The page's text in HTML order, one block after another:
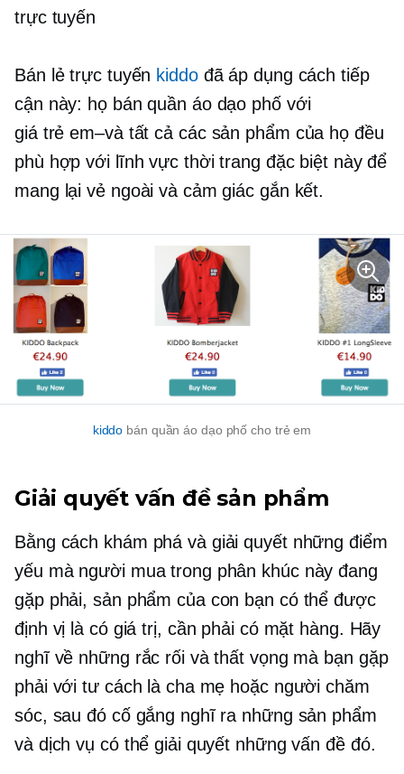
trực tuyến
Bán lẻ trực tuyến kiddođã áp dụng cách tiếp
cận này: họ bán quần áo dạo phố với
giá trẻ em–vàtất cả các sản phẩm của họ đều
phù hợp với lĩnh vực thời trang đặc biệt này để
mang lại vẻ ngoài và cảm giác gắn kết.
kiddo bán quần áo dạo phố cho trẻ em
Giải quyết vấn đềsản phẩm
Bằng cách khám phá và giải quyết những điểm
yếu mà người mua trong phân khúc này đang
gặp phải, sản phẩm của con bạn có thể được
định vị là có giá trị, cần phải cómặt hàng. Hãy
nghĩ về những rắc rối và thất vọng mà bạn gặp
phải với tư cách là cha mẹ hoặc người chăm
sóc, sau đó cố gắng nghĩ ra những sản phẩm
và dịch vụ có thể giải quyết những vấn đề đó.